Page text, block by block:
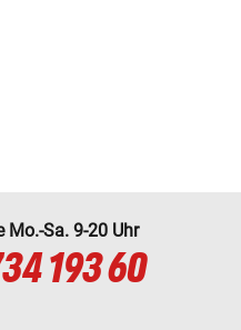
Mo.-Sa. 9-20 Uhr
193 60